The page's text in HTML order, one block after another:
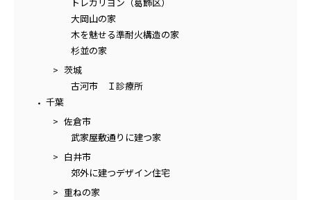
大岡山の家
木を魅せる準耐火構造の家
杉並の家
茨城
古河市 Ｉ診療所
千葉
佐倉市
武家屋敷通りに建つ家
白井市
郊外に建つデザイン住宅
重ねの家